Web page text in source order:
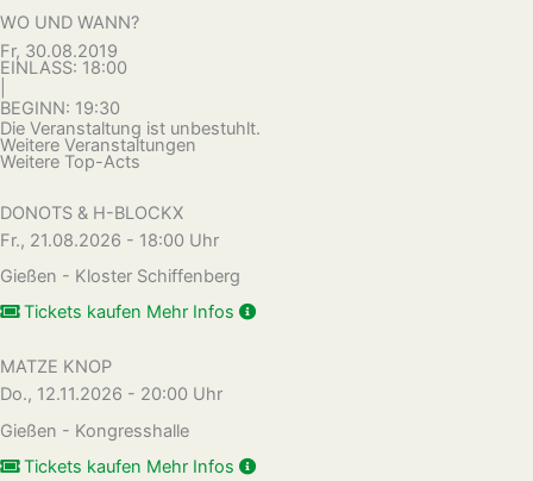
WO UND WANN?
Fr, 30.08.2019
EINLASS: 18:00
BEGINN: 19:30
Die Veranstaltung ist unbestuhlt.
Weitere Veranstaltungen
Weitere Top-Acts
DONOTS & H-BLOCKX
Fr., 21.08.2026 - 18:00 Uhr
Gießen - Kloster Schiffenberg
Tickets kaufen Mehr Infos
MATZE KNOP
Do., 12.11.2026 - 20:00 Uhr
Gießen - Kongresshalle
Tickets kaufen Mehr Infos